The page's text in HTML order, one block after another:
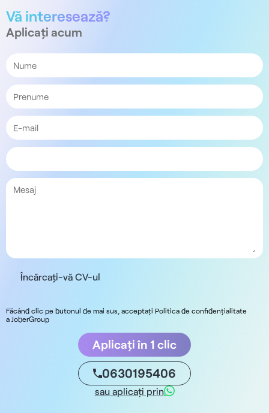
Vă interesează?
Aplicați acum
Încărcați-vă CV-ul
Făcând clic pe butonul de mai sus, acceptați Politica de confidențialitate
a JoberGroup
Aplicați în 1 clic
0630195406
sau aplicați prin